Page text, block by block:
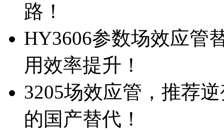
路！
HY3606参数场效应管
用效率提升！
3205场效应管，推荐
的国产替代！